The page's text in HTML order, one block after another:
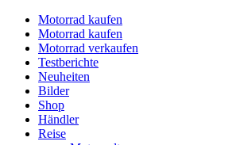
Motorrad kaufen
Motorrad kaufen
Motorrad verkaufen
Testberichte
Neuheiten
Bilder
Shop
Händler
Reise